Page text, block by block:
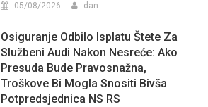
05/08/2026 dan
Osiguranje Odbilo Isplatu Štete Za
Službeni Audi Nakon Nesreće: Ako
Presuda Bude Pravosnažna,
Troškove Bi Mogla Snositi Bivša
Potpredsjednica NS RS